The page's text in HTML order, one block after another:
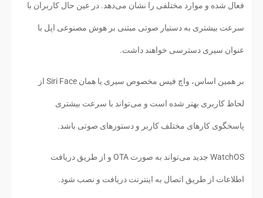
فعال شده و موارد مختلفی را نشان می‌دهد. در عین حال کاربران با
سرعت بیشتری به دستیار صوتی مبتنی بر هوش مصنوعی اپل با
عنوان سیری دسترسی خواهند داشت.
بر همین اساس، واچ فیس مخصوص سیری یا همان Siri Face از
لحاظ کاربری بهتر شده است و می‌تواند با سرعت بیشتری
پاسخگوی کارهای مختلف کاربر و دستورهای صوتی باشد.
WatchOS جدید می‌تواند به صورت OTA و از طریق دریافت
اطلاعات از طریق اتصال به اینترنت دریافت و نصب شود.